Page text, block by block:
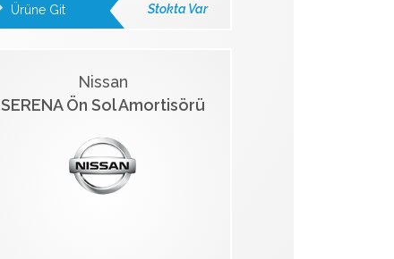
Ürüne Git Stokta Var
Nissan
SERENA Ön Sol Amortisörü